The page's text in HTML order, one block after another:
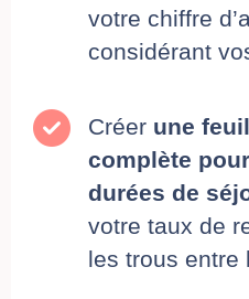
votre chiffre
considérant
Créer une
complète
durées de
votre taux de
les trous entre